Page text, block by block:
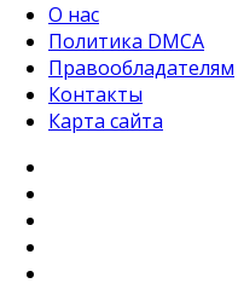
О нас
Политика DMCA
Правообладателям
Контакты
Карта сайта